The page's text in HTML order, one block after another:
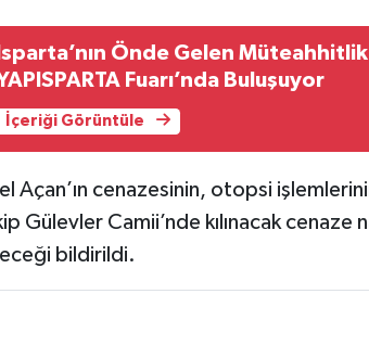
Isparta’nın Önde Gelen Müteahhitlik
Fuarı’nda Buluşuyor
İçeriği Görüntüle
Açan’ın cenazesinin, otopsi
Gülevler Camii’nde kılınacak cenaze
bildirildi.